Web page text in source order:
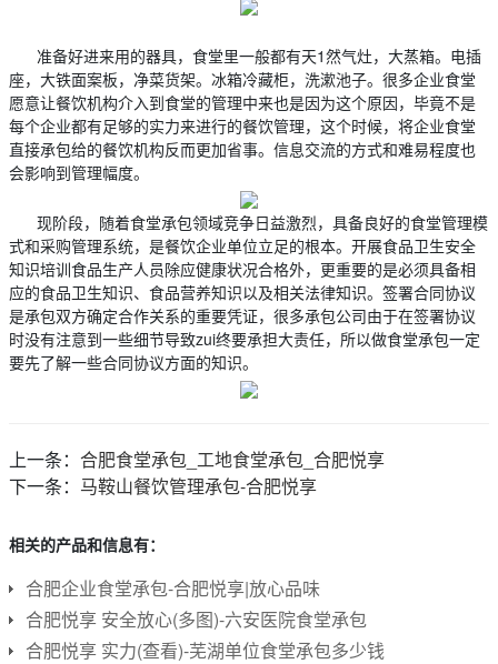
准备好进来用的器具，食堂里一般都有天1然气灶，大蒸箱。电插
座，大铁面案板，净菜货架。冰箱冷藏柜，洗漱池子。很多企业食堂
愿意让餐饮机构介入到食堂的管理中来也是因为这个原因，毕竟不是
每个企业都有足够的实力来进行的餐饮管理，这个时候，将企业食堂
直接承包给的餐饮机构反而更加省事。信息交流的方式和难易程度也
会影响到管理幅度。
现阶段，随着食堂承包领域竞争日益激烈，具备良好的食堂管理模
式和采购管理系统，是餐饮企业单位立足的根本。开展食品卫生安全
知识培训食品生产人员除应健康状况合格外，更重要的是必须具备相
应的食品卫生知识、食品营养知识以及相关法律知识。签署合同协议
是承包双方确定合作关系的重要凭证，很多承包公司由于在签署协议
时没有注意到一些细节导致zui终要承担大责任，所以做食堂承包一定
要先了解一些合同协议方面的知识。
上一条： 合肥食堂承包_工地食堂承包_合肥悦享
下一条： 马鞍山餐饮管理承包-合肥悦享
相关的产品和信息有：
合肥企业食堂承包-合肥悦享|放心品味
合肥悦享 安全放心(多图)-六安医院食堂承包
合肥悦享 实力(查看)-芜湖单位食堂承包多少钱